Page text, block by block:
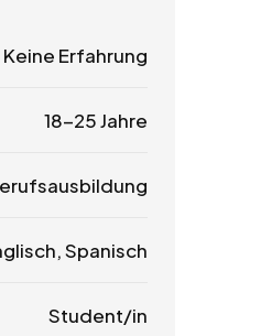
Keine Erfahrung
18-25 Jahre
Spanisch
Student/in